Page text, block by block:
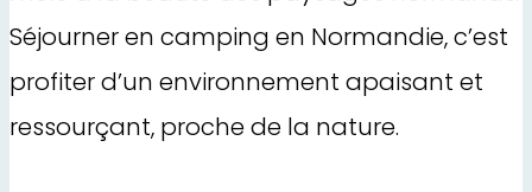
Séjourner en camping en Normandie, c’est
profiter d’un environnement apaisant et
ressourçant, proche de la nature.